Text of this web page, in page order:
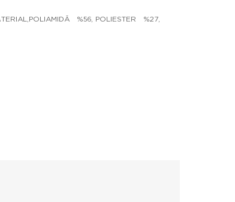
%56, POLIESTER %27,